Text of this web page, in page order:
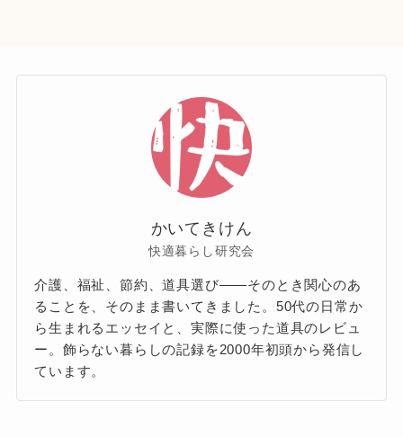
かいてきけん
快適暮らし研究会
介護、福祉、節約、道具選び——そのとき関心のあ
ることを、そのまま書いてきました。50代の日常か
ら生まれるエッセイと、実際に使った道具のレビュ
ー。飾らない暮らしの記録を2000年初頭から発信し
ています。